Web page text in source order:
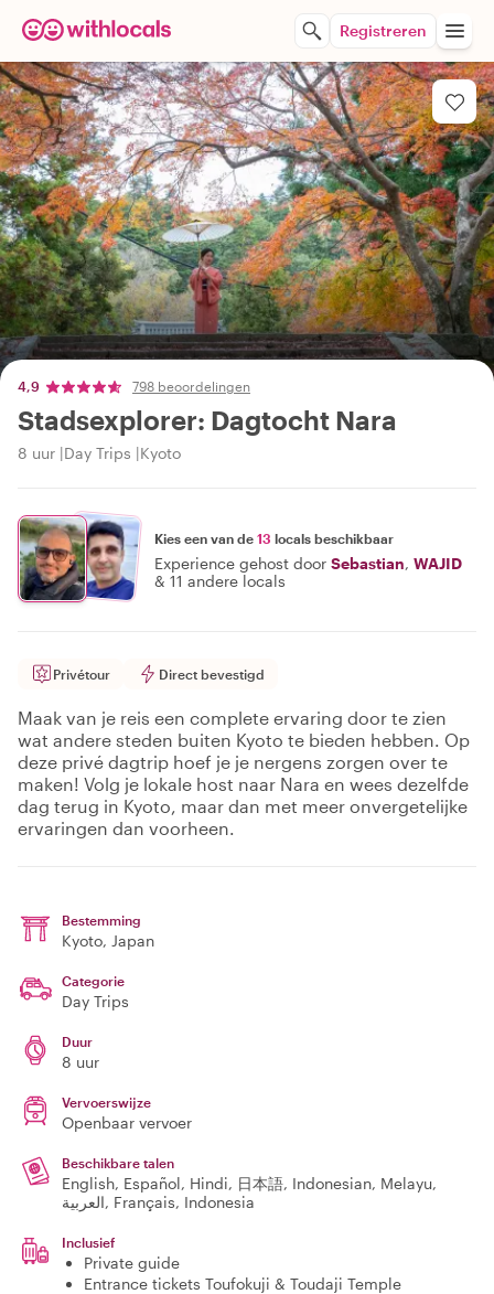
Registreren
4,9 798 beoordelingen
Stadsexplorer: Dagtocht Nara
8 uur Day Trips Kyoto
Kies een van de 13 locals beschikbaar
Experience gehost door Sebastian, WAJID
& 11 andere locals
Privétour Direct bevestigd
Maak van je reis een complete ervaring door te zien
wat andere steden buiten Kyoto te bieden hebben. Op
deze privé dagtrip hoef je je nergens zorgen over te
maken! Volg je lokale host naar Nara en wees dezelfde
dag terug in Kyoto, maar dan met meer onvergetelijke
ervaringen dan voorheen.
Bestemming
Kyoto, Japan
Categorie
Day Trips
Duur
8 uur
Vervoerswijze
Openbaar vervoer
Beschikbare talen
English, Español, Hindi, 日本語, Indonesian, Melayu,
العربية, Français, Indonesia
Inclusief
Private guide
Entrance tickets Toufokuji & Toudaji Temple